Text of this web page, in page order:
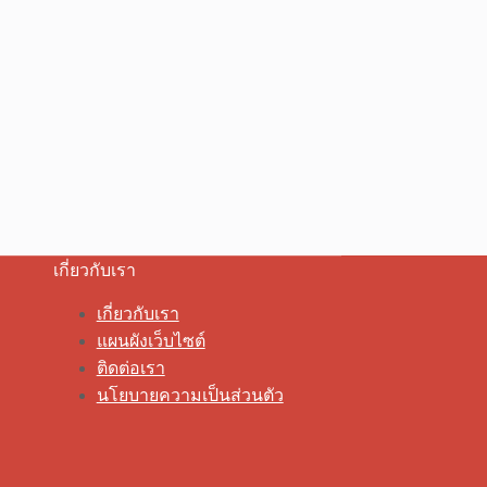
เกี่ยวกับเรา
เกี่ยวกับเรา
แผนผังเว็บไซต์
ติดต่อเรา
นโยบายความเป็นส่วนตัว